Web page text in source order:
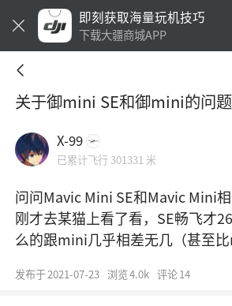
即刻获取海量玩机技巧
下载大疆商城APP
关于御mini SE和御mini的问题
X-99
已累计飞行 301331 米
问问Mavic Mini SE和Mavic Mini相
刚才去某猫上看了看，SE畅飞才
么的跟mini几乎相差无几（甚至比
发布于2021-07-23 浏览4.0k 评论 14